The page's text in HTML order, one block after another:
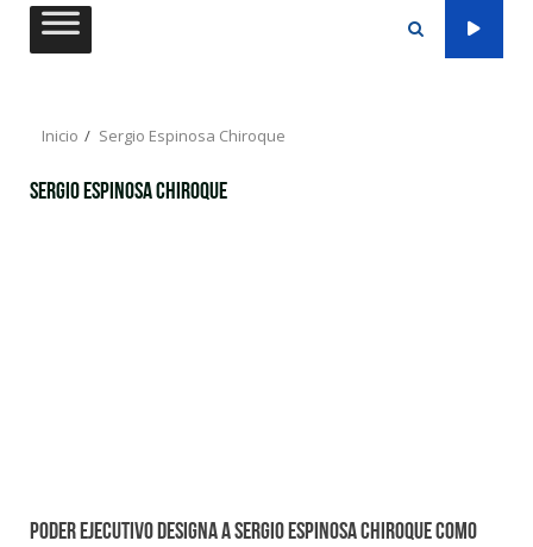
Saltar
Inicio Sergio Espinosa Chiroque
Sergio Espinosa Chiroque
Poder Ejecutivo designa a Sergio Espinosa Chiroque como